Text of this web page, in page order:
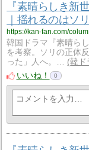
『素晴らしき新
｜揺れるのはソ
韓国ドラマ『素晴ら
を考察。ソリの正体
った」人へ。…
韓ド
いいね！
0